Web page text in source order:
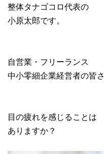
整体タナゴコロ代表の
小原太郎です。
自営業・フリーランス
中小零細企業経営者の皆
目の疲れを感じることは
ありますか？